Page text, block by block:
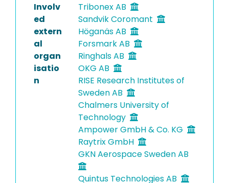
Involv
ed
extern
al
organ
isatio
n
Tribonex AB
Sandvik Coromant
Höganäs AB
Forsmark AB
Ringhals AB
OKG AB
RISE Research Institutes of
Sweden AB
Chalmers University of
Technology
Ampower GmbH & Co. KG
Raytrix GmbH
GKN Aerospace Sweden AB
Quintus Technologies AB